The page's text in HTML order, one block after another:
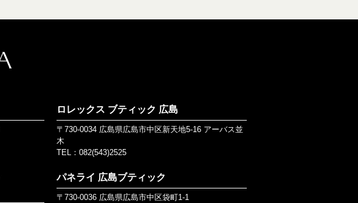
ロレックス ブティック 広島
〒730-0034 広島県広島市中区新天地5-16 アーバス並
木
TEL： 082(543)2525
パネライ 広島ブティック
〒730-0036 広島県広島市中区袋町1-1